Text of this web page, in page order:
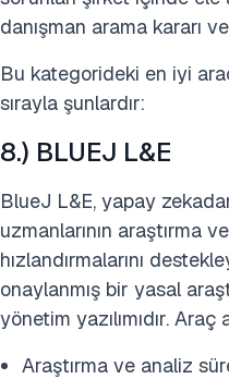
danışman arama kararı
Bu kategorideki en iyi
sırayla şunlardır:
8.) BLUEJ L&E
BlueJ L&E, yapay
uzmanlarının araştırma
hızlandırmalarını
onaylanmış bir yasal
yönetim yazılımıdır.
Araştırma ve analiz